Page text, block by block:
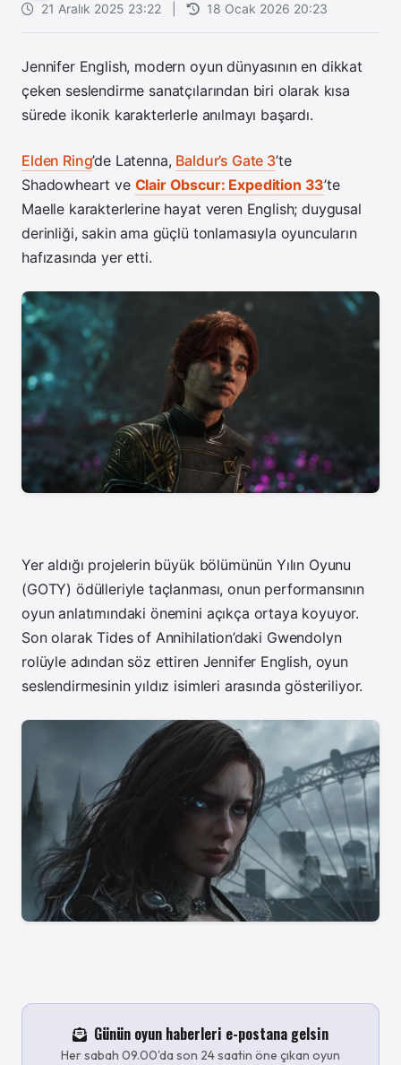
21 Aralık 2025 23:22 18 Ocak 2026 20:23
Jennifer English, modern oyun dünyasının en dikkat
çeken seslendirme sanatçılarından biri olarak kısa
sürede ikonik karakterlerle anılmayı başardı.
Elden Ring’de Latenna, Baldur’s Gate 3’te
Shadowheart ve Clair Obscur: Expedition 33’te
Maelle karakterlerine hayat veren English; duygusal
derinliği, sakin ama güçlü tonlamasıyla oyuncuların
hafızasında yer etti.
Yer aldığı projelerin büyük bölümünün Yılın Oyunu
(GOTY) ödülleriyle taçlanması, onun performansının
oyun anlatımındaki önemini açıkça ortaya koyuyor.
Son olarak Tides of Annihilation’daki Gwendolyn
rolüyle adından söz ettiren Jennifer English, oyun
seslendirmesinin yıldız isimleri arasında gösteriliyor.
Günün oyun haberleri e-postana gelsin
Her sabah 09.00'da son 24 saatin öne çıkan oyun